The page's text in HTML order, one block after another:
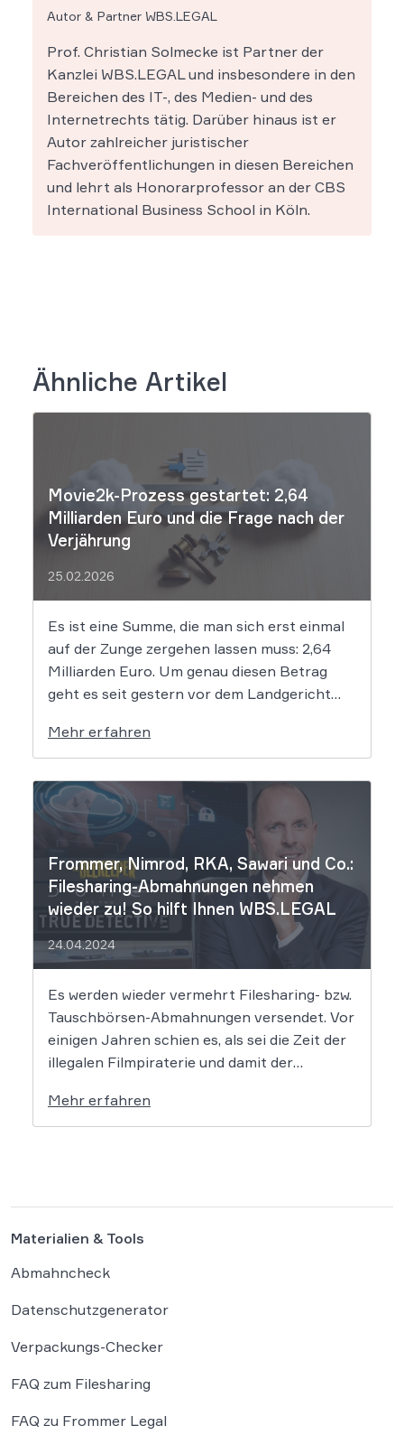
Autor & Partner WBS.LEGAL
Prof. Christian Solmecke ist Partner der
Kanzlei WBS.LEGAL und insbesondere in den
Bereichen des IT-, des Medien- und des
Internetrechts tätig. Darüber hinaus ist er
Autor zahlreicher juristischer
Fachveröffentlichungen in diesen Bereichen
und lehrt als Honorarprofessor an der CBS
International Business School in Köln.
Ähnliche Artikel
Movie2k-Prozess gestartet: 2,64
Milliarden Euro und die Frage nach der
Verjährung
25.02.2026
Es ist eine Summe, die man sich erst einmal
auf der Zunge zergehen lassen muss: 2,64
Milliarden Euro. Um genau diesen Betrag
geht es seit gestern vor dem Landgericht
mutmaßlichen Hintermänner von
„Movie2k.to“ begonnen. Das war in den
frühen 2010er Jahren eine […]
Mehr erfahren
Frommer, Nimrod, RKA, Sawari und Co.:
Filesharing-Abmahnungen nehmen
wieder zu! So hilft Ihnen WBS.LEGAL
24.04.2024
Es werden wieder vermehrt Filesharing- bzw.
Tauschbörsen-Abmahnungen versendet. Vor
einigen Jahren schien es, als sei die Zeit der
illegalen Filmpiraterie und damit der
ist nicht so. Vor allem die bekannte Kanzlei
Frommer.Legal sowie einige weitere
Mehr erfahren
Materialien & Tools
Abmahncheck
Datenschutzgenerator
Verpackungs-Checker
FAQ zum Filesharing
FAQ zu Frommer Legal